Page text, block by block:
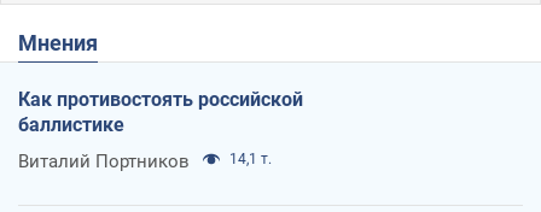
Мнения
Как противостоять российской
баллистике
Виталий Портников 14,1 т.